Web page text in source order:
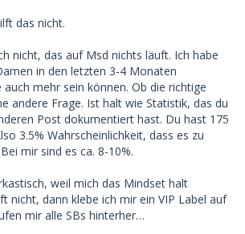
das nicht.
nicht, das auf Msd nichts läuft. Ich habe
in den letzten 3-4 Monaten
mehr sein können. Ob die richtige
andere Frage. Ist halt wie Statistik, das du
Post dokumentiert hast. Du hast 175
3.5% Wahrscheinlichkeit, dass es zu
mir sind es ca. 8-10%.
weil mich das Mindset halt
nicht, dann klebe ich mir ein VIP Label auf
mir alle SBs hinterher…